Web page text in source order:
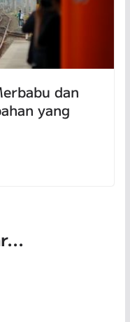
dan
yang